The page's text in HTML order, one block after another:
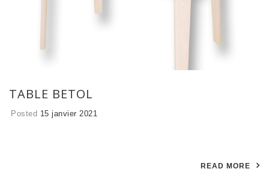
TABLE BETOL
Posted 15 janvier 2021
READ MORE